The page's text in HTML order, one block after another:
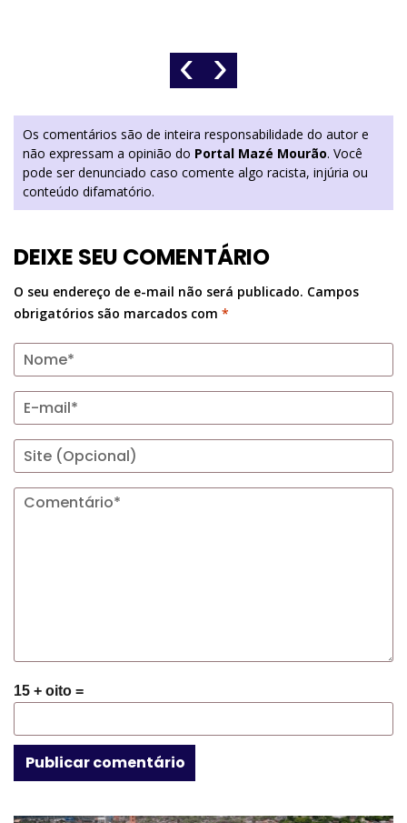
‹ ›
Os comentários são de inteira responsabilidade do autor e
não expressam a opinião do Portal Mazé Mourão. Você
pode ser denunciado caso comente algo racista, injúria ou
conteúdo difamatório.
DEIXE SEU COMENTÁRIO
O seu endereço de e-mail não será publicado. Campos
obrigatórios são marcados com *
15 + oito =